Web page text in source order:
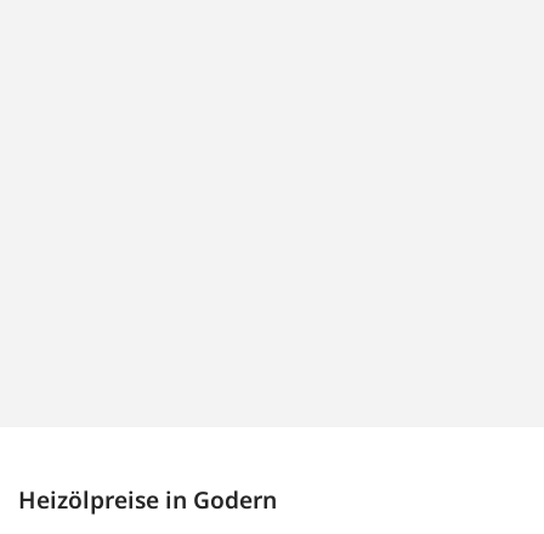
Heizölpreise in Godern